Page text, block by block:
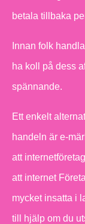
betala tillbaka
Innan folk
ha koll på dess
spännande.
Ett enkelt
handeln är e-
att
att internet
mycket insatta i
till hjälp om du